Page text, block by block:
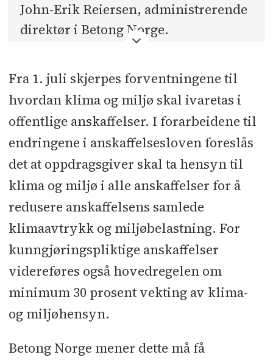
John-Erik Reiersen, administrerende
direktør i Betong Norge.
Fra 1. juli skjerpes forventningene til
hvordan klima og miljø skal ivaretas i
offentlige anskaffelser. I forarbeidene til
endringene i anskaffelsesloven foreslås
det at oppdragsgiver skal ta hensyn til
klima og miljø i alle anskaffelser for å
redusere anskaffelsens samlede
klimaavtrykk og miljøbelastning. For
kunngjøringspliktige anskaffelser
videreføres også hovedregelen om
minimum 30 prosent vekting av klima-
og miljøhensyn.
Betong Norge mener dette må få